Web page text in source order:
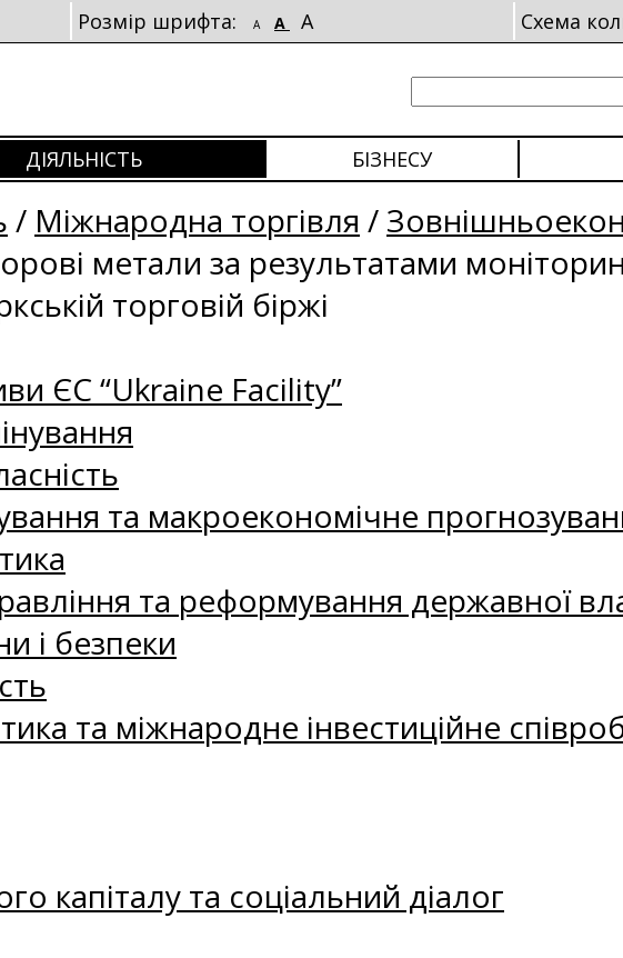
Розмір шрифта: A A A Схема
ДІЯЛЬНІСТЬ БІЗНЕСУ
/ Міжнародна торгівля /
метали за результатами
торговій біржі
ЄС “Ukraine Facility”
та макроекономічне
та реформування державної
і безпеки
та міжнародне інвестиційне
капіталу та соціальний діалог